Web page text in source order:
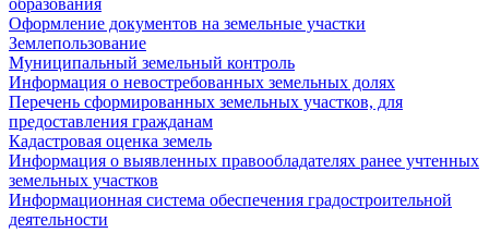
образования
Оформление документов на земельные участки
Землепользование
Муниципальный земельный контроль
Информация о невостребованных земельных долях
Перечень сформированных земельных участков, для
предоставления гражданам
Кадастровая оценка земель
Информация о выявленных правообладателях ранее учтенных
земельных участков
Информационная система обеспечения градостроительной
деятельности